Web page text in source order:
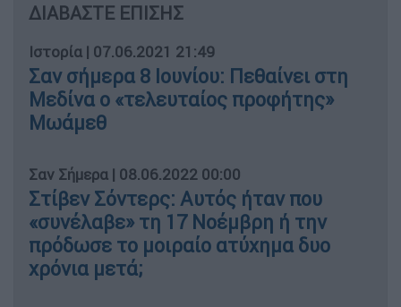
ΔΙΑΒΑΣΤΕ ΕΠΙΣΗΣ
Ιστορία | 07.06.2021 21:49
Σαν σήμερα 8 Ιουνίου: Πεθαίνει στη
Μεδίνα ο «τελευταίος προφήτης»
Μωάμεθ
Σαν Σήμερα | 08.06.2022 00:00
Στίβεν Σόντερς: Αυτός ήταν που
«συνέλαβε» τη 17 Νοέμβρη ή την
πρόδωσε το μοιραίο ατύχημα δυο
χρόνια μετά;